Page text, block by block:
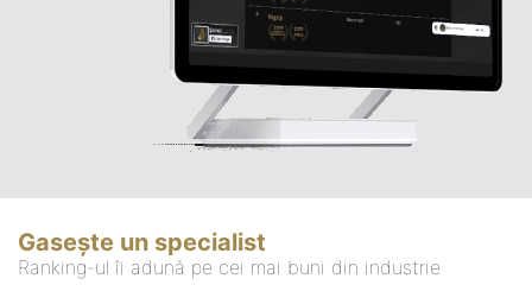
Gasește un specialist
Ranking-ul îi adună pe cei mai buni din industrie